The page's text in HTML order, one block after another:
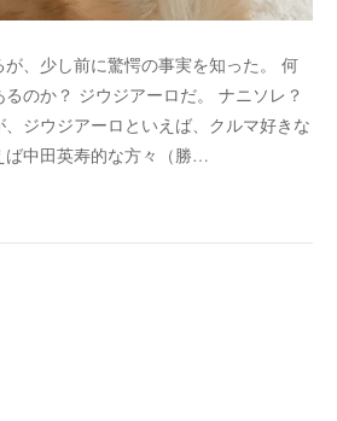
、少し前に驚愕の事実を知った。 何
のか？ ジウジアーロだ。 ナニソレ？
ジウジアーロといえば、クルマ好きな
ば中田英寿的な方々（勝…